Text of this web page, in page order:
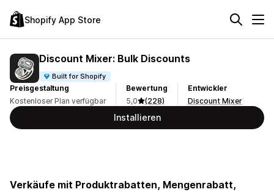
Shopify App Store
Discount Mixer: Bulk Discounts
Built for Shopify
Preisgestaltung
Kostenloser Plan verfügbar
Bewertung
5,0
(228)
Entwickler
Discount Mixer
Installieren
Verkäufe mit Produktrabatten, Mengenrabatt,